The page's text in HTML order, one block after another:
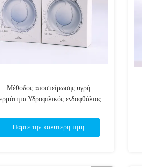
Μέθοδος αποστείρωσης υγρή
Υδροφιλικός ενδοφθάλιος
επέμβαση καταρράκτη
Πάρτε την καλύτερη τιμή